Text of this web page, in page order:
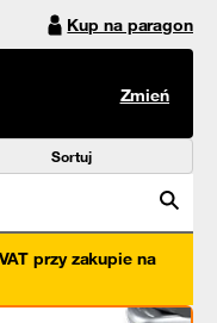
Kup na paragon
Zmień
Sortuj
przy zakupie na